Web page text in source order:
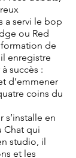
a servi le bop
ou Red
de
enregistre
succès :
d’emmener
coins du
s’installe en
Chat qui
studio, il
et les